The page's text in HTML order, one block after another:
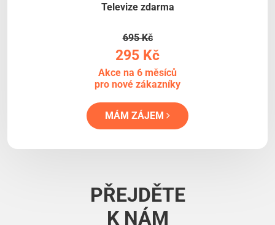
Televize zdarma
695 Kč
295 Kč
Akce na 6 měsíců
pro nové zákazníky
MÁM ZÁJEM
PŘEJDĚTE
K NÁM